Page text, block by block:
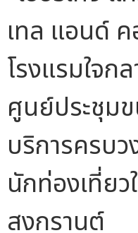
เทล แอนด์
โรงแรมใจก
ศูนย์ประชุม
บริการครบ
นักท่องเที่ยว
สงกรานต์